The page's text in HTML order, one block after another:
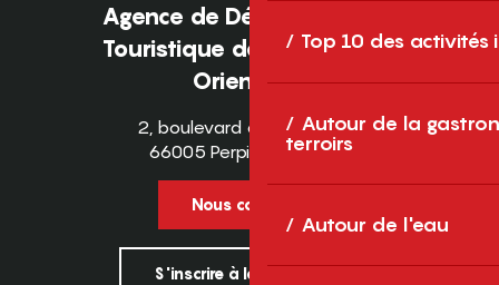
Top 10 des activités
Autour de la
terroirs
Autour de l'eau
Agence de Développement
Touristique des Pyrénées-
Orientales
2, boulevard des Pyrénées
66005 Perpignan Cedex
Nous contacter
S'inscrire à la newsletter